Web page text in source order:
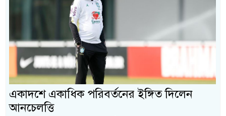
একাদশে একাধিক পরিবর্তনের ইঙ্গিত দিলেন
আনচেলত্তি